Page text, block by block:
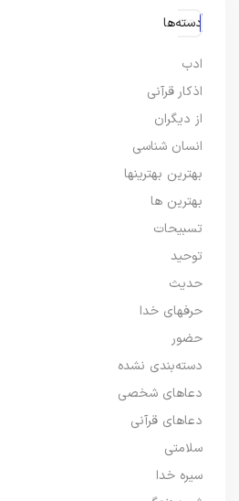
دسته‌ها
ادب
اذکار قرآنی
از دیگران
انسان شناسی
بهترین بهترینها
بهترین ها
تسبیحات
توحید
حدیث
حرفهای خدا
حضور
دسته‌بندی نشده
دعاهای شخصی
دعاهای قرآنی
سلامتی
سیره خدا